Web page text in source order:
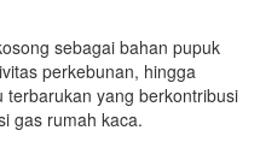
sebagai bahan pupuk
perkebunan, hingga
yang berkontribusi
gas rumah kaca.